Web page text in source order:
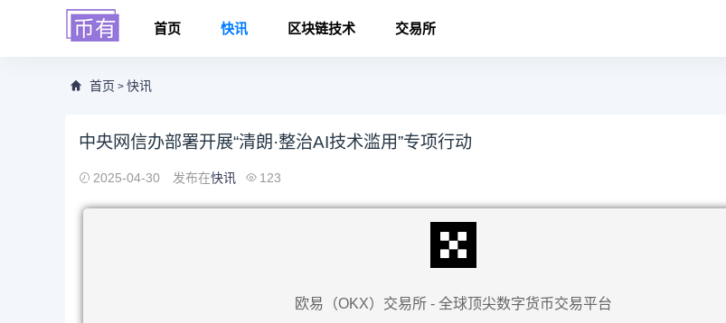
首页 快讯 区块链技术 交易所
首页 > 快讯
中央网信办部署开展“清朗·整治AI技术滥用”专项行动
2025-04-30 发布在快讯 123
欧易（OKX）交易所 - 全球顶尖数字货币交易平台